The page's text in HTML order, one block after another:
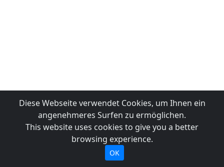
Diese Webseite verwendet Cookies, um Ihnen ein
angenehmeres Surfen zu ermöglichen.
This website uses cookies to give you a better
browsing experience.
OK